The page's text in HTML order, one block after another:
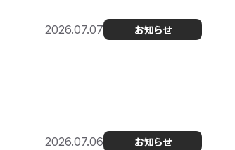
2026.07.07 お知らせ
2026.07.06 お知らせ